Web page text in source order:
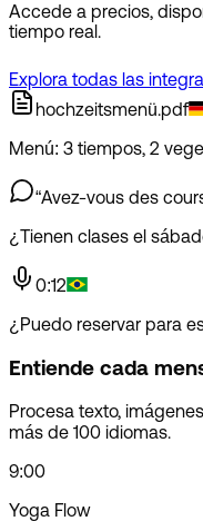
Accede a precios,
tiempo real.
Explora todas las
hochzeitsmenü.pdf
Menú: 3 tiempos, 2
“Avez-vous des
¿Tienen clases el
0:12
¿Puedo reservar para
Entiende cada
Procesa texto,
más de 100 idiomas.
9:00
Yoga Flow